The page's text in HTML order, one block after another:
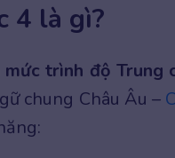
4 là gì?
mức trình độ Trung
chung Châu Âu –